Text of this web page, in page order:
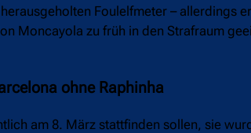
Foulelfmeter – allerdings
Moncayola zu früh in den Strafraum
ohne Raphinha
am 8. März stattfinden sollen, sie